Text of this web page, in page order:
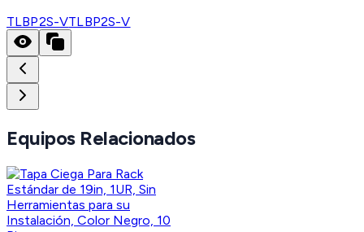
TLBP2S-VTLBP2S-V
Equipos Relacionados